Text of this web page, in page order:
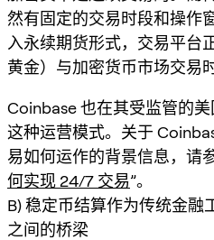
然有固定的交易时段和操作
入永续期货形式，交易平台
黄金）与加密货币市场交易
Coinbase 也在其受监管的
这种运营模式。关于
易如何运作的背景信息，请
何实现 24/7 交易”。
B) 稳定币结算作为传统金融
之间的桥梁